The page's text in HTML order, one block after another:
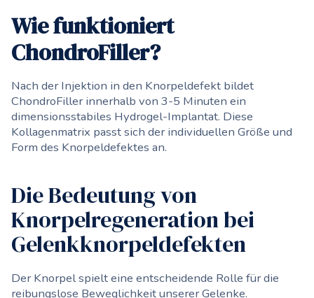
Wie funktioniert
ChondroFiller?
Nach der Injektion in den Knorpeldefekt bildet
ChondroFiller innerhalb von 3-5 Minuten ein
dimensionsstabiles Hydrogel-Implantat. Diese
Kollagenmatrix passt sich der individuellen Größe und
Form des Knorpeldefektes an.
Die Bedeutung von
Knorpelregeneration bei
Gelenkknorpeldefekten
Der Knorpel spielt eine entscheidende Rolle für die
reibungslose Beweglichkeit unserer Gelenke.